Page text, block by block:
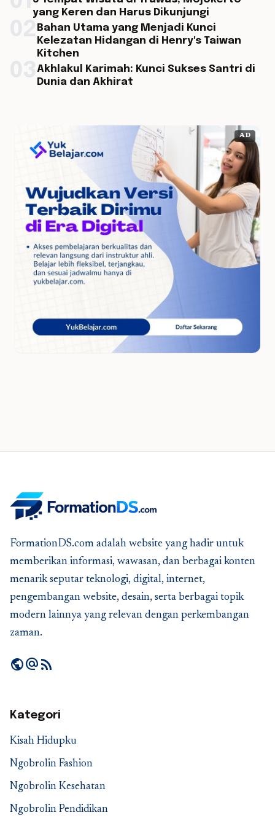
yang Keren dan Harus Dikunjungi
Bahan Utama yang Menjadi Kunci
Kelezatan Hidangan di Henry's Taiwan
Kitchen
Akhlakul Karimah: Kunci Sukses Santri di
Dunia dan Akhirat
AD
FormationDS.com adalah website yang hadir untuk
memberikan informasi, wawasan, dan berbagai konten
menarik seputar teknologi, digital, internet,
pengembangan website, desain, serta berbagai topik
modern lainnya yang relevan dengan perkembangan
zaman.
publicalternate_emailrss_feed
Kategori
Kisah Hidupku
Ngobrolin Fashion
Ngobrolin Kesehatan
Ngobrolin Pendidikan